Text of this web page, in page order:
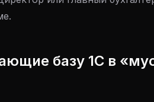
базу 1С в